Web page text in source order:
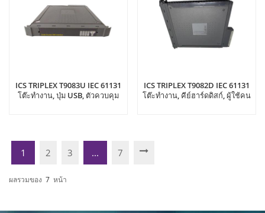
ICS TRIPLEX T9083U IEC 61131
โต๊ะทำงาน, ปุ่ม USB, ตัวควบคุม
ICS TRIPLEX T9082D IEC 61131
โต๊ะทำงาน, คีย์ฮาร์ดดิสก์, ผู้ใช้คน
1 2 3 ... 7
ผลรวมของ 7 หน้า